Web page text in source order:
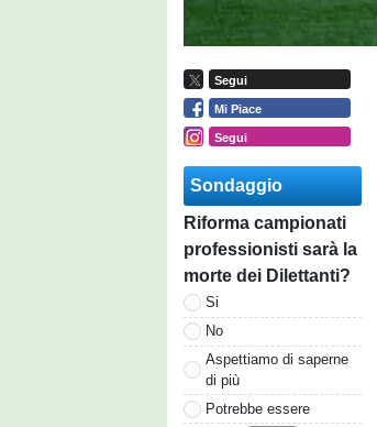
Segui
Mi Piace
Segui
Sondaggio
Riforma campionati
professionisti sarà la
morte dei Dilettanti?
Si
No
Aspettiamo di saperne
di più
Potrebbe essere